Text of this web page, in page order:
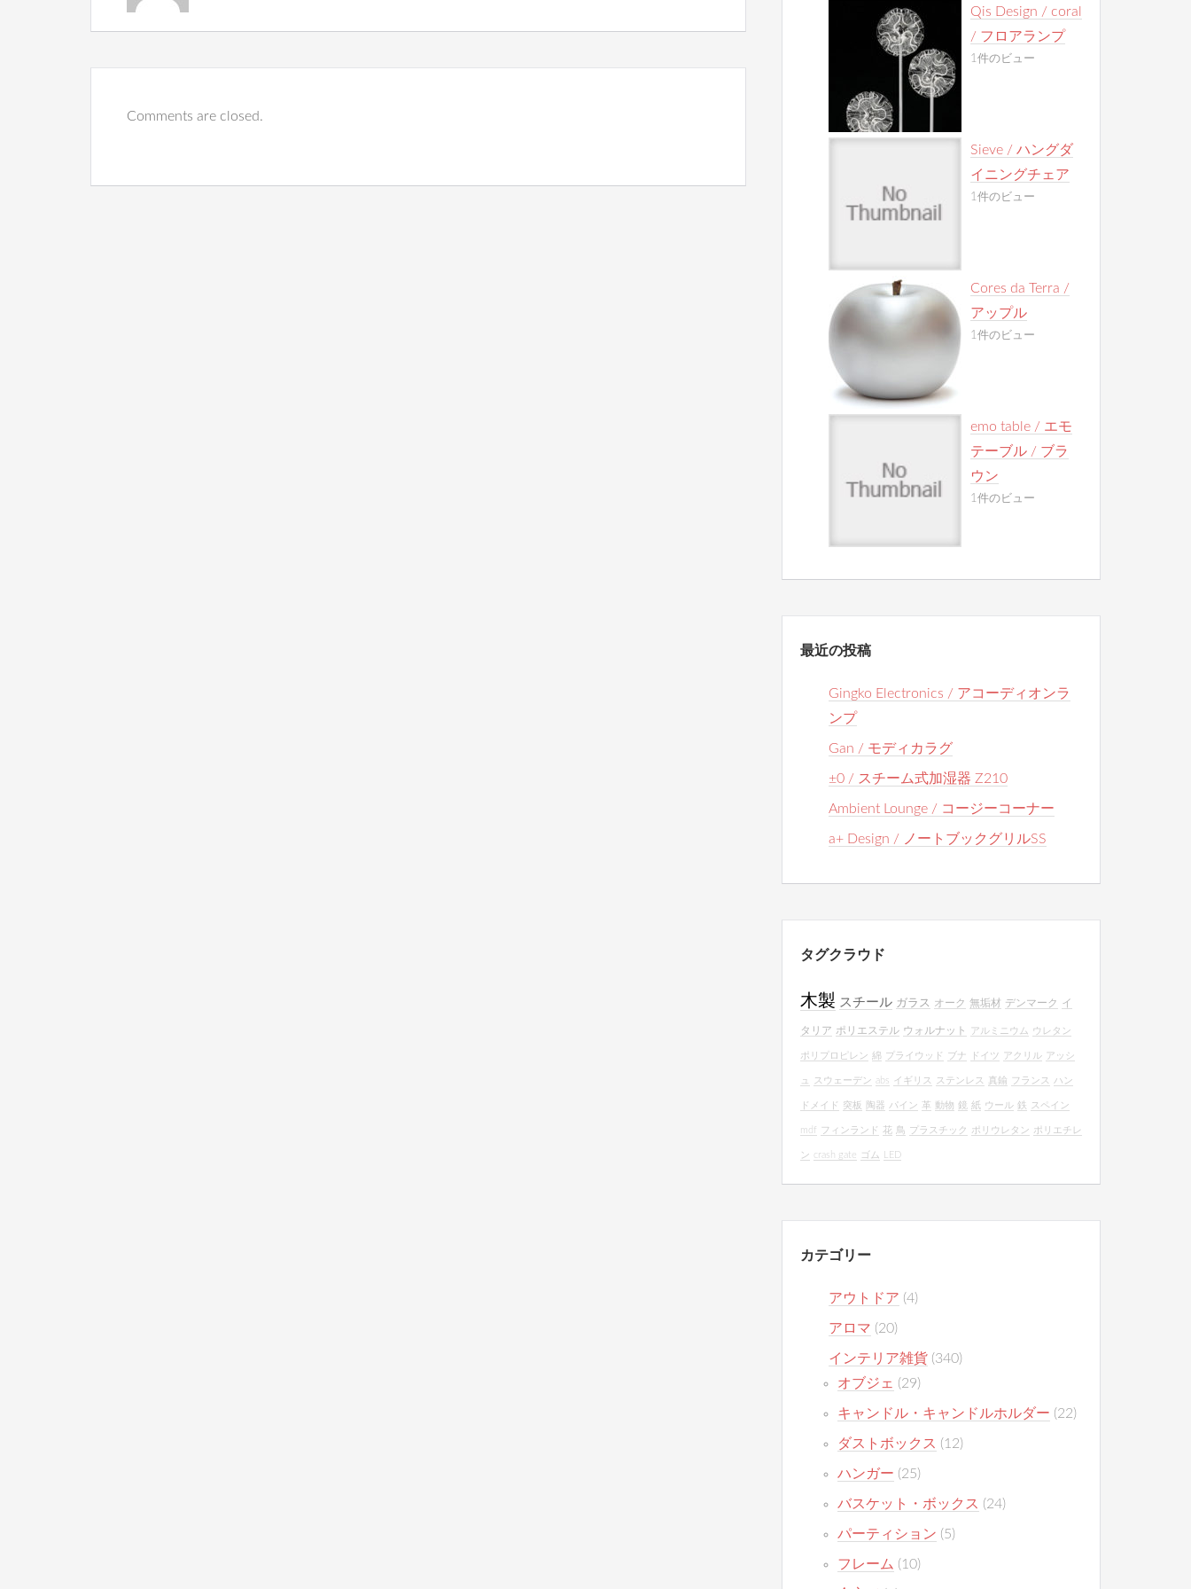
Comments are closed.
Qis Design / coral
/ フロアランプ
1件のビュー
Sieve / ハングダ
イニングチェア
1件のビュー
Cores da Terra /
アップル
1件のビュー
emo table / エモ
テーブル / ブラ
ウン
1件のビュー
最近の投稿
Gingko Electronics / アコーディオンラ
ンプ
Gan / モディカラグ
±0 / スチーム式加湿器 Z210
Ambient Lounge / コージーコーナー
a+ Design / ノートブックグリルSS
タグクラウド
木製 スチール ガラス オーク 無垢材 デンマーク イ
タリア ポリエステル ウォルナット アルミニウム ウレタン
ポリプロピレン 綿 プライウッド ブナ ドイツ アクリル アッシ
ュ スウェーデン abs イギリス ステンレス 真鍮 フランス ハン
ドメイド 突板 陶器 パイン 革 動物 鏡 紙 ウール 鉄 スペイン
mdf フィンランド 花 鳥 プラスチック ポリウレタン ポリエチレ
ン crash gate ゴム LED
カテゴリー
アウトドア (4)
アロマ (20)
インテリア雑貨 (340)
オブジェ (29)
キャンドル・キャンドルホルダー (22)
ダストボックス (12)
ハンガー (25)
バスケット・ボックス (24)
パーティション (5)
フレーム (10)